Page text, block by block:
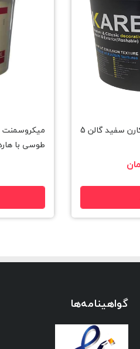
خمیر تکسچر فاین استون کارن سفید گالن 5
طوسی با هاردنر
گواهینامه‌ها